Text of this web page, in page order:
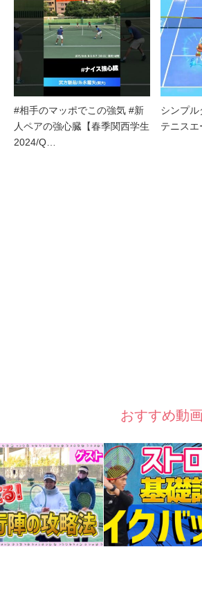
#相手のマッポでこの強気 #新
人ペアの強心臓【春季関西学生
2024/Q…
シンプ
テニスエ
おすすめ動